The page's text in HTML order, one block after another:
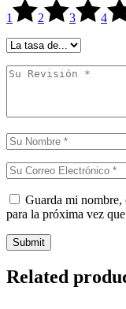
1 2 3 4
Guarda mi nombre,
para la próxima vez
Submit
Related